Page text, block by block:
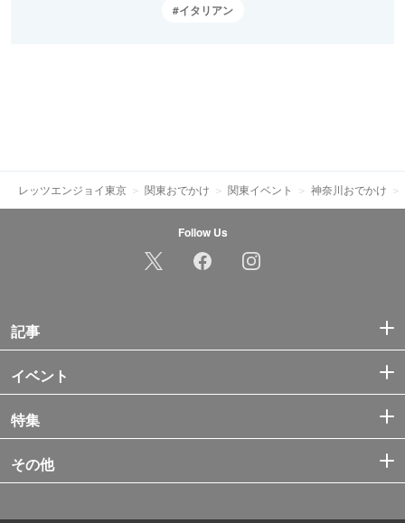
イタリアン
レッツエンジョイ東京 関東おでかけ 関東イベント 神奈川おでかけ
Follow Us
記事
イベント
特集
その他